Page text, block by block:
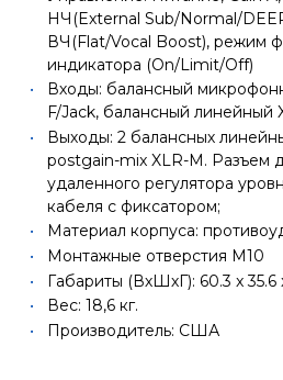
НЧ(External Sub/Normal/
ВЧ(Flat/Vocal Boost), режим
индикатора (On/Limit/Off)
Входы: балансный
F/Jack, балансный линейный
Выходы: 2 балансных
postgain-mix XLR-M. Разъем
удаленного регулятора
кабеля с фиксатором;
Материал корпуса:
Монтажные отверстия M10
Габариты (ВхШхГ): 60.3 x 35.6
Вес: 18,6 кг.
Производитель: США